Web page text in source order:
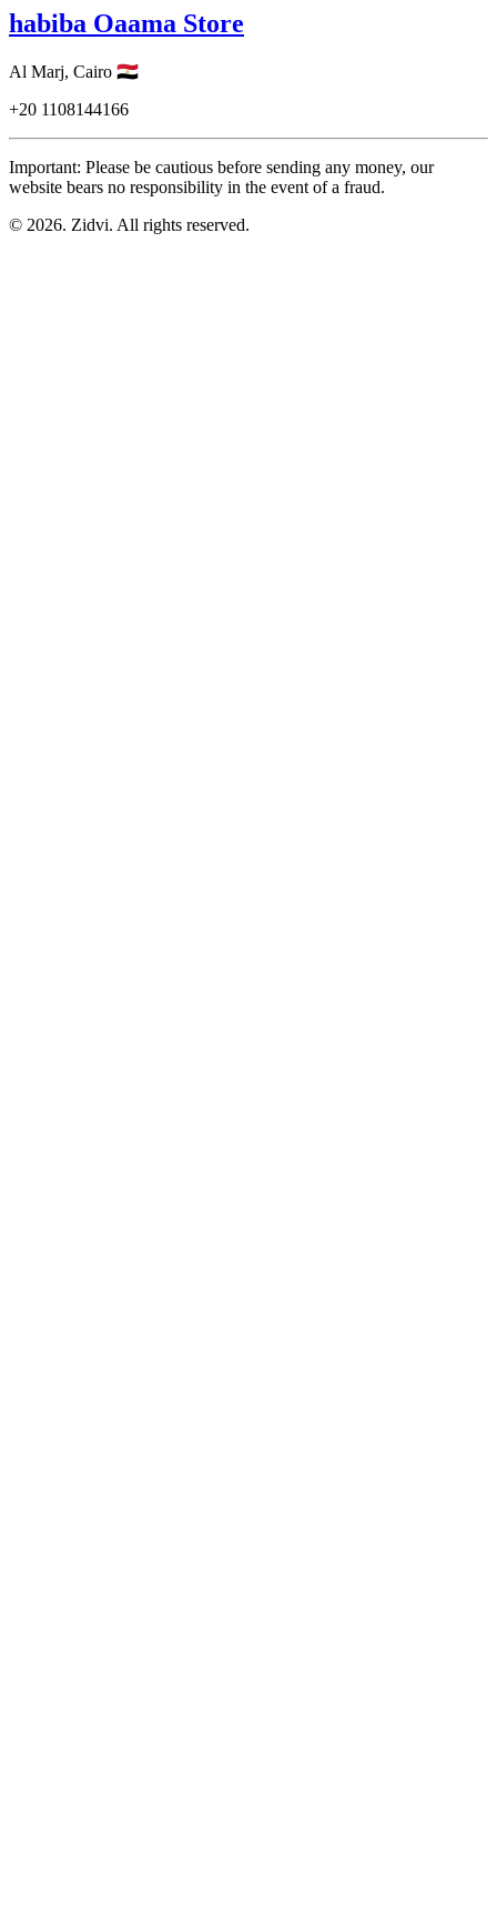
habiba Oaama Store
Al Marj, Cairo 🇪🇬
+20 1108144166
Important: Please be cautious before sending any money, our
website bears no responsibility in the event of a fraud.
© 2026. Zidvi. All rights reserved.